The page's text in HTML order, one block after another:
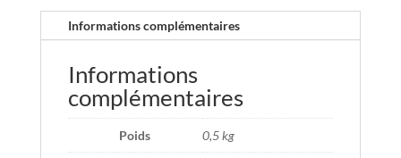
Informations complémentaires
Informations
complémentaires
Poids 0,5 kg